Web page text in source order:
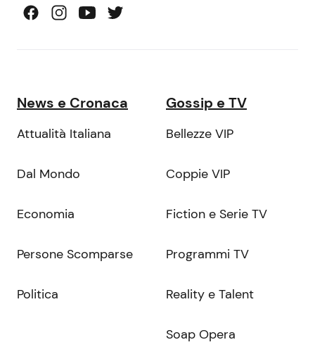
News e Cronaca
Attualità Italiana
Dal Mondo
Economia
Persone Scomparse
Politica
Gossip e TV
Bellezze VIP
Coppie VIP
Fiction e Serie TV
Programmi TV
Reality e Talent
Soap Opera